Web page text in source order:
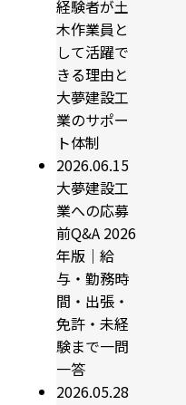
経験者が土
木作業員と
して活躍で
きる理由と
大夢建設工
業のサポー
ト体制
2026.06.15
大夢建設工
業への応募
前Q&A 2026
年版｜給
与・勤務時
間・出張・
免許・未経
験まで一問
一答
2026.05.28